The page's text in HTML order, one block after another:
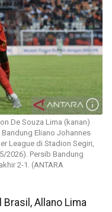
De Souza Lima (kanan)
Eliano Johannes
League di Stadion Segiri,
2026). Persib Bandung
2-1. (ANTARA
Brasil, Allano Lima